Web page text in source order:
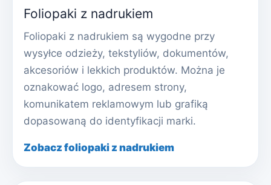
Foliopaki z nadrukiem
Foliopaki z nadrukiem są wygodne przy
wysyłce odzieży, tekstyliów, dokumentów,
akcesoriów i lekkich produktów. Można je
oznakować logo, adresem strony,
komunikatem reklamowym lub grafiką
dopasowaną do identyfikacji marki.
Zobacz foliopaki z nadrukiem